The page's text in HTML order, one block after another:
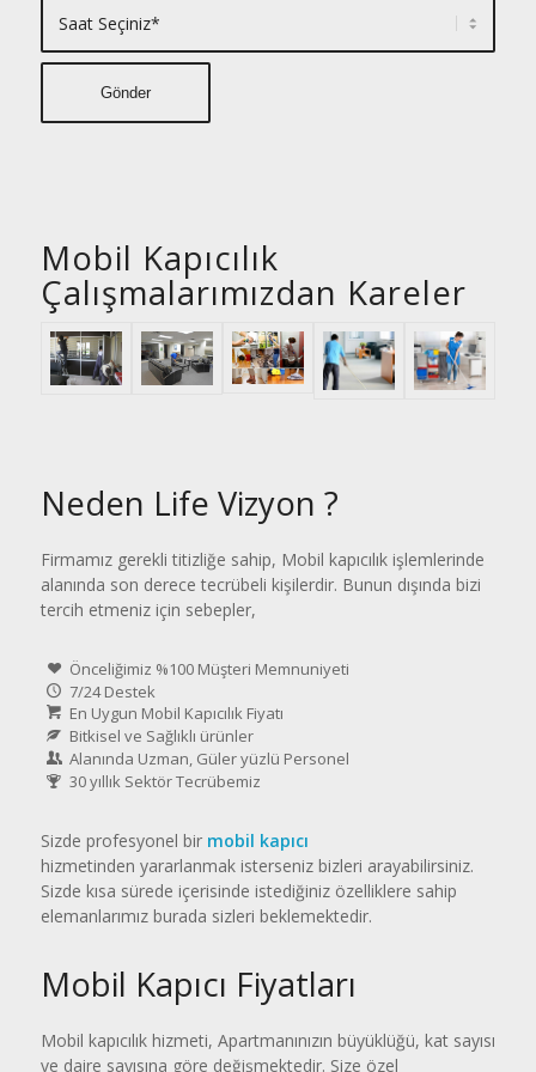
Mobil Kapıcılık
Çalışmalarımızdan Kareler
Neden Life Vizyon ?
Firmamız gerekli titizliğe sahip, Mobil kapıcılık işlemlerinde
alanında son derece tecrübeli kişilerdir. Bunun dışında bizi
tercih etmeniz için sebepler,
Önceliğimiz %100 Müşteri Memnuniyeti
7/24 Destek
En Uygun Mobil Kapıcılık Fiyatı
Bitkisel ve Sağlıklı ürünler
Alanında Uzman, Güler yüzlü Personel
30 yıllık Sektör Tecrübemiz
Sizde profesyonel bir mobil kapıcı
hizmetinden yararlanmak isterseniz bizleri arayabilirsiniz.
Sizde kısa sürede içerisinde istediğiniz özelliklere sahip
elemanlarımız burada sizleri beklemektedir.
Mobil Kapıcı Fiyatları
Mobil kapıcılık hizmeti, Apartmanınızın büyüklüğü, kat sayısı
ve daire sayısına göre değişmektedir. Size özel